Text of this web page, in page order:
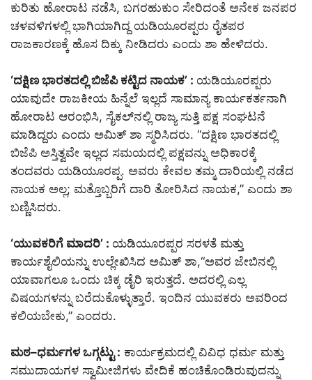
ಕುರಿತು ಹೋರಾಟ ನಡೆಸಿ, ಬಗರಹುಕುಂ ಸೇರಿದಂತೆ ಅನೇಕ ಜನಪರ
ಚಳವಳಿಗಳಲ್ಲಿ ಭಾಗಿಯಾಗಿದ್ದ ಯಡಿಯೂರಪ್ಪರು ರೈತಪರ
ರಾಜಕಾರಣಕ್ಕೆ ಹೊಸ ದಿಕ್ಕು ನೀಡಿದರು ಎಂದು ಶಾ ಹೇಳಿದರು.
‘ದಕ್ಷಿಣ ಭಾರತದಲ್ಲಿ ಬಿಜೆಪಿ ಕಟ್ಟಿದ ನಾಯಕ’ : ಯಡಿಯೂರಪ್ಪರು
ಯಾವುದೇ ರಾಜಕೀಯ ಹಿನ್ನೆಲೆ ಇಲ್ಲದೆ ಸಾಮಾನ್ಯ ಕಾರ್ಯಕರ್ತನಾಗಿ
ಹೋರಾಟ ಆರಂಭಿಸಿ, ಸೈಕಲ್‌ನಲ್ಲಿ ರಾಜ್ಯ ಸುತ್ತಿ ಪಕ್ಷ ಸಂಘಟನೆ
ಮಾಡಿದ್ದರು ಎಂದು ಅಮಿತ್ ಶಾ ಸ್ಮರಿಸಿದರು. “ದಕ್ಷಿಣ ಭಾರತದಲ್ಲಿ
ಬಿಜೆಪಿ ಅಸ್ತಿತ್ವವೇ ಇಲ್ಲದ ಸಮಯದಲ್ಲಿ ಪಕ್ಷವನ್ನು ಅಧಿಕಾರಕ್ಕೆ
ತಂದವರು ಯಡಿಯೂರಪ್ಪ. ಅವರು ಕೇವಲ ತಮ್ಮ ದಾರಿಯಲ್ಲಿ ನಡೆದ
ನಾಯಕ ಅಲ್ಲ; ಮತ್ತೊಬ್ಬರಿಗೆ ದಾರಿ ತೋರಿಸಿದ ನಾಯಕ,” ಎಂದು ಶಾ
ಬಣ್ಣಿಸಿದರು.
‘ಯುವಕರಿಗೆ ಮಾದರಿ’ : ಯಡಿಯೂರಪ್ಪರ ಸರಳತೆ ಮತ್ತು
ಕಾರ್ಯಶೈಲಿಯನ್ನು ಉಲ್ಲೇಖಿಸಿದ ಅಮಿತ್ ಶಾ,“ಅವರ ಜೇಬಿನಲ್ಲಿ
ಯಾವಾಗಲೂ ಒಂದು ಚಿಕ್ಕ ಡೈರಿ ಇರುತ್ತದೆ. ಅದರಲ್ಲಿ ಎಲ್ಲ
ವಿಷಯಗಳನ್ನು ಬರೆದುಕೊಳ್ಳುತ್ತಾರೆ. ಇಂದಿನ ಯುವಕರು ಅವರಿಂದ
ಕಲಿಯಬೇಕು,” ಎಂದರು.
ಮಠ–ಧರ್ಮಗಳ ಒಗ್ಗಟ್ಟು : ಕಾರ್ಯಕ್ರಮದಲ್ಲಿ ವಿವಿಧ ಧರ್ಮ ಮತ್ತು
ಸಮುದಾಯಗಳ ಸ್ವಾಮೀಜಿಗಳು ವೇದಿಕೆ ಹಂಚಿಕೊಂಡಿರುವುದನ್ನು